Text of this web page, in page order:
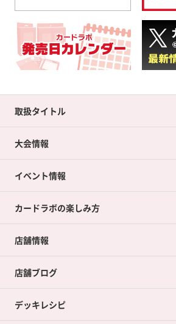
取扱タイトル
大会情報
イベント情報
カードラボの楽しみ方
店舗情報
店舗ブログ
デッキレシピ